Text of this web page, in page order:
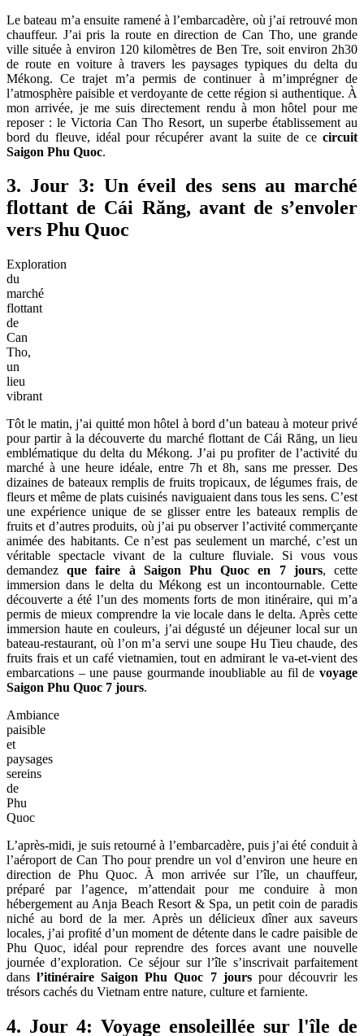
Le bateau m’a ensuite ramené à l’embarcadère, où j’ai retrouvé mon
chauffeur. J’ai pris la route en direction de Can Tho, une grande
ville située à environ 120 kilomètres de Ben Tre, soit environ 2h30
de route en voiture à travers les paysages typiques du delta du
Mékong. Ce trajet m’a permis de continuer à m’imprégner de
l’atmosphère paisible et verdoyante de cette région si authentique. À
mon arrivée, je me suis directement rendu à mon hôtel pour me
reposer : le Victoria Can Tho Resort, un superbe établissement au
bord du fleuve, idéal pour récupérer avant la suite de ce circuit
Saigon Phu Quoc.
3. Jour 3: Un éveil des sens au marché
flottant de Cái Răng, avant de s’envoler
vers Phu Quoc
Exploration
du
marché
flottant
de
Can
Tho,
un
lieu
vibrant
Tôt le matin, j’ai quitté mon hôtel à bord d’un bateau à moteur privé
pour partir à la découverte du marché flottant de Cái Răng, un lieu
emblématique du delta du Mékong. J’ai pu profiter de l’activité du
marché à une heure idéale, entre 7h et 8h, sans me presser. Des
dizaines de bateaux remplis de fruits tropicaux, de légumes frais, de
fleurs et même de plats cuisinés naviguaient dans tous les sens. C’est
une expérience unique de se glisser entre les bateaux remplis de
fruits et d’autres produits, où j’ai pu observer l’activité commerçante
animée des habitants. Ce n’est pas seulement un marché, c’est un
véritable spectacle vivant de la culture fluviale. Si vous vous
demandezque faire à Saigon Phu Quoc en 7 jours, cette
immersion dans le delta du Mékong est un incontournable. Cette
découverte a été l’un des moments forts de mon itinéraire, qui m’a
permis de mieux comprendre la vie locale dans le delta. Après cette
immersion haute en couleurs, j’ai dégusté un déjeuner local sur un
bateau-restaurant, où l’on m’a servi une soupe Hu Tieu chaude, des
fruits frais et un café vietnamien, tout en admirant le va-et-vient des
embarcations – une pause gourmande inoubliable au fil de voyage
Saigon Phu Quoc 7 jours.
Ambiance
paisible
et
paysages
sereins
de
Phu
Quoc
L’après-midi, je suis retourné à l’embarcadère, puis j’ai été conduit à
l’aéroport de Can Tho pour prendre un vol d’environ une heure en
direction de Phu Quoc. À mon arrivée sur l’île, un chauffeur,
préparé par l’agence, m’attendait pour me conduire à mon
hébergement au Anja Beach Resort & Spa, un petit coin de paradis
niché au bord de la mer. Après un délicieux dîner aux saveurs
locales, j’ai profité d’un moment de détente dans le cadre paisible de
Phu Quoc, idéal pour reprendre des forces avant une nouvelle
journée d’exploration. Ce séjour sur l’île s’inscrivait parfaitement
dansl’itinéraire Saigon Phu Quoc 7 jourspour découvrir les
trésors cachés du Vietnam entre nature, culture et farniente.
4. Jour 4: Voyage ensoleillée sur l'île de